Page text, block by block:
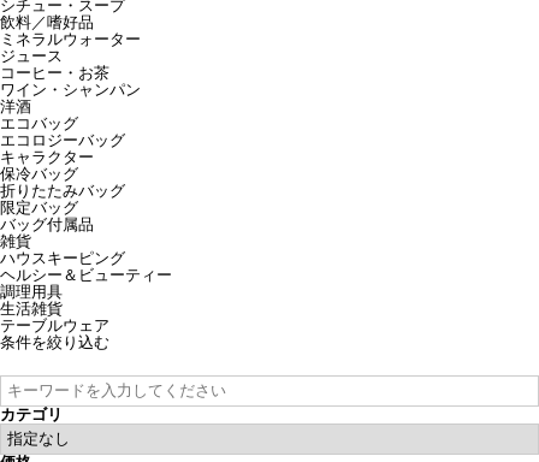
シチュー・スープ
飲料／嗜好品
ミネラルウォーター
ジュース
コーヒー・お茶
ワイン・シャンパン
洋酒
エコバッグ
エコロジーバッグ
キャラクター
保冷バッグ
折りたたみバッグ
限定バッグ
バッグ付属品
雑貨
ハウスキーピング
ヘルシー＆ビューティー
調理用具
生活雑貨
テーブルウェア
条件を絞り込む
カテゴリ